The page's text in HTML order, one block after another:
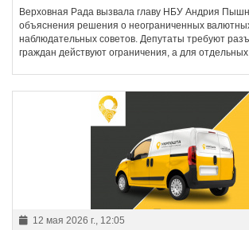
Верховная Рада вызвала главу НБУ Андрия
объяснения решения о неограниченных
наблюдательных советов. Депутаты требуют
граждан действуют ограничения, а для отдельных
12 мая 2026 г., 12:05